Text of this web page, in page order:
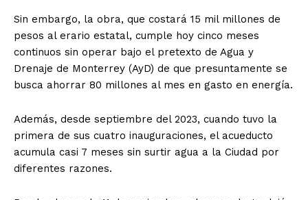
Sin embargo, la obra, que costará 15 mil millones de
pesos al erario estatal, cumple hoy cinco meses
continuos sin operar bajo el pretexto de Agua y
Drenaje de Monterrey (AyD) de que presuntamente se
busca ahorrar 80 millones al mes en gasto en energía.
Además, desde septiembre del 2023, cuando tuvo la
primera de sus cuatro inauguraciones, el acueducto
acumula casi 7 meses sin surtir agua a la Ciudad por
diferentes razones.